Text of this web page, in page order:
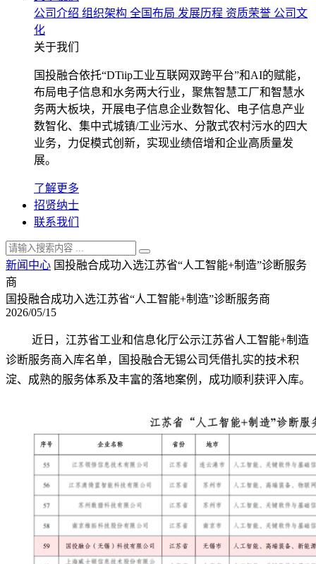
公司介绍 组织架构 全国布局 发展历程 资质荣誉 公司文
化
关于我们
国投融合依托“DTiip工业互联网双跨平台”和AI的赋能，
布局电子信息和水务两大行业，聚焦智慧工厂和智慧水
务两大板块，开展电子信息企业数智化、电子信息产业
数智化、集中式城镇/工业污水、分散式农村污水的四大
业务，力促模式创新，实现业绩倍增和企业高质量发
展。
了解更多
招贤纳士
联系我们
新闻中心 国投融合成功入选江苏省“人工智能+制造”诊断服务
商
国投融合成功入选江苏省“人工智能+制造”诊断服务商
2026/05/15
近日，江苏省工业和信息化厅公示江苏省人工智能+制造
诊断服务商入库名单，
国投融合无锡公司凭借扎实的技术积
淀、成熟的服务体系及丰富的落地案例，成功顺利获评入库。